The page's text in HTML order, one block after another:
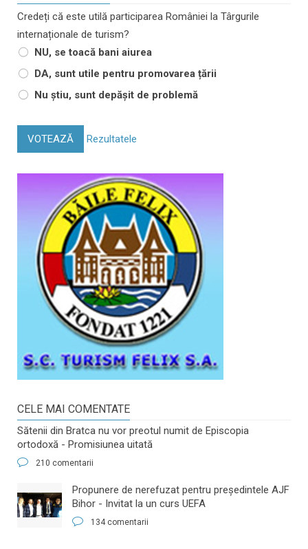
Credeți că este utilă participarea României la Târgurile
internaționale de turism?
NU, se toacă bani aiurea
DA, sunt utile pentru promovarea țării
Nu știu, sunt depășit de problemă
VOTEAZĂ Rezultatele
CELE MAI COMENTATE
Sătenii din Bratca nu vor preotul numit de Episcopia
ortodoxă - Promisiunea uitată
210 comentarii
​Propunere de nerefuzat pentru preşedintele AJF
Bihor - Invitat la un curs UEFA
134 comentarii